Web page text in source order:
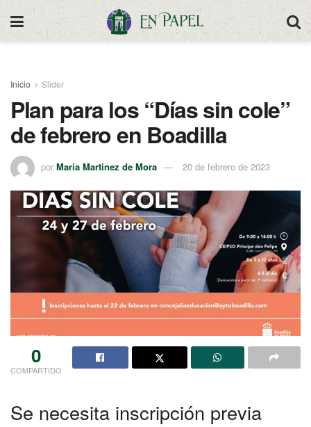
Inicio Slider
Plan para los “Días sin cole”
de febrero en Boadilla
por Maria Martinez de Mora 20 de febrero de 2023
0
COMPARTIDO
Se necesita inscripción previa